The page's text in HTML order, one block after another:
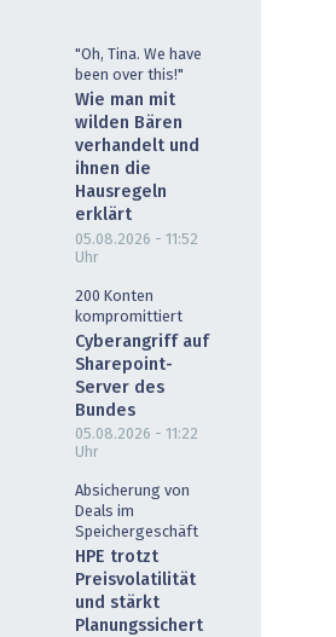
AV & Digital Signage
"Oh, Tina. We have
been over this!"
Wie man mit
wilden Bären
verhandelt und
ihnen die
Hausregeln
erklärt
05.08.2026 - 11:52
Uhr
200 Konten
kompromittiert
Cyberangriff auf
Sharepoint-
Server des
Bundes
05.08.2026 - 11:22
Uhr
Absicherung von
Deals im
Speichergeschäft
HPE trotzt
Preisvolatilität
und stärkt
Planungssichert